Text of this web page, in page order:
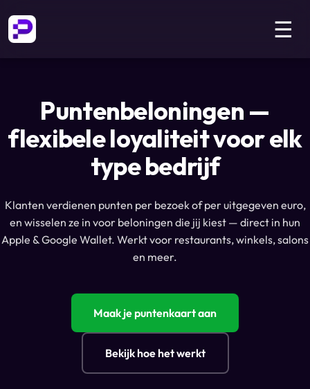
☰
Puntenbeloningen —
flexibele loyaliteit voor elk
type bedrijf
Klanten verdienen punten per bezoek of per uitgegeven euro,
en wisselen ze in voor beloningen die jij kiest — direct in hun
Apple & Google Wallet. Werkt voor restaurants, winkels, salons
en meer.
Maak je puntenkaart aan
Bekijk hoe het werkt